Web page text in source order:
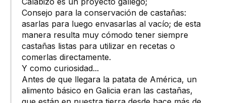
Consejo para la conservación de castañas:
asarlas para luego envasarlas al vacío; de esta
manera resulta muy cómodo tener siempre
castañas listas para utilizar en recetas o
comerlas directamente.
Y como curiosidad...
Antes de que llegara la patata de América, un
alimento básico en Galicia eran las castañas,